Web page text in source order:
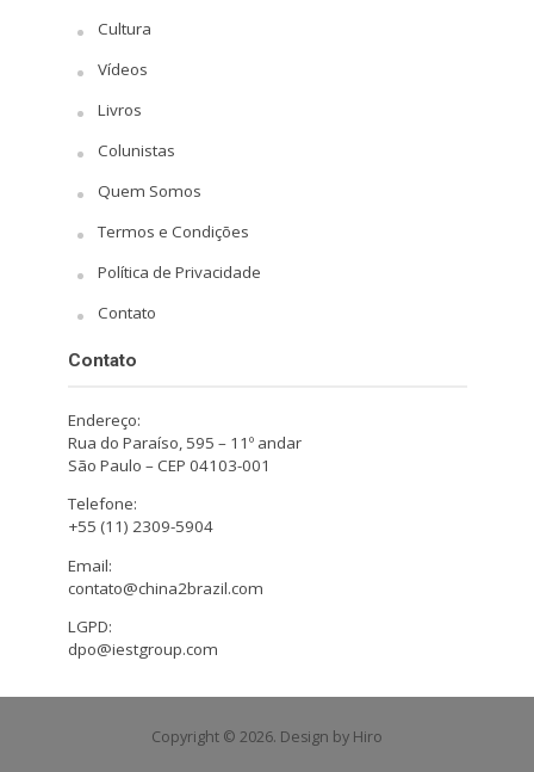
Cultura
Vídeos
Livros
Colunistas
Quem Somos
Termos e Condições
Política de Privacidade
Contato
Contato
Endereço:
Rua do Paraíso, 595 – 11º andar
São Paulo – CEP 04103-001
Telefone:
+55 (11) 2309-5904
Email:
contato@china2brazil.com
LGPD:
dpo@iestgroup.com
Copyright © 2026. Design by Hiro